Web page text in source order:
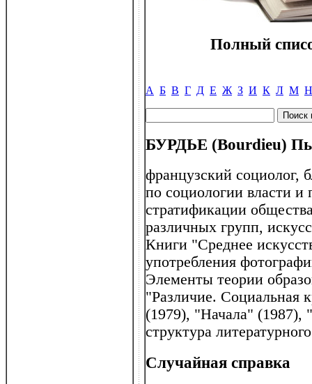
Полный
А Б В Г Д Е Ж З И К Л М Н
БУРДЬЕ (Bourdieu)
французский социолог,
по социологии власти и
стратификации
различных групп,
Книги "Среднее
употребления
Элементы теории
"Различие. Социальная
(1979), "Начала" (1987),
структура
Случайная справка